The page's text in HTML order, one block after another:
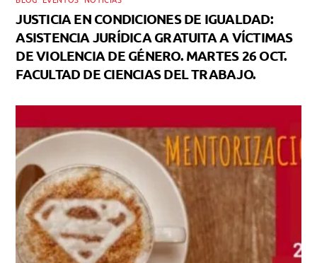
JUSTICIA EN CONDICIONES DE IGUALDAD:
ASISTENCIA JURÍDICA GRATUITA A VÍCTIMAS
DE VIOLENCIA DE GÉNERO. MARTES 26 OCT.
FACULTAD DE CIENCIAS DEL TRABAJO.